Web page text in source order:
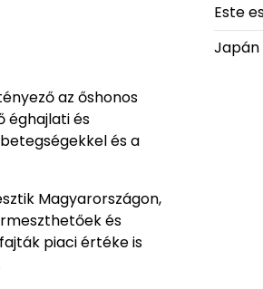
az őshonos
éghajlati és
és a
Magyarországon,
és
piaci értéke is
Este
Japán